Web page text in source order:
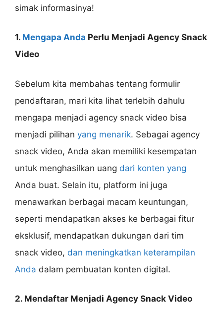
simak informasinya!
1. Mengapa Anda Perlu Menjadi Agency Snack
Video
Sebelum kita membahas tentang formulir
pendaftaran, mari kita lihat terlebih dahulu
mengapa menjadi agency snack video bisa
menjadi pilihan yang menarik. Sebagai agency
snack video, Anda akan memiliki kesempatan
untuk menghasilkan uang dari konten yang
Anda buat. Selain itu, platform ini juga
menawarkan berbagai macam keuntungan,
seperti mendapatkan akses ke berbagai fitur
eksklusif, mendapatkan dukungan dari tim
snack video, dan meningkatkan keterampilan
Anda dalam pembuatan konten digital.
2. Mendaftar Menjadi Agency Snack Video